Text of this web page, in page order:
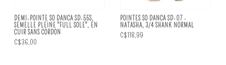
DEMI-POINTE SO DANCA SD-55S,
SEMELLE PLEINE "FULL SOLE", EN
CUIR SANS CORDON
C$36,00
POINTES SO DANCA SD-07 -
NATASHA, 3/4 SHANK NORMAL
C$118,99